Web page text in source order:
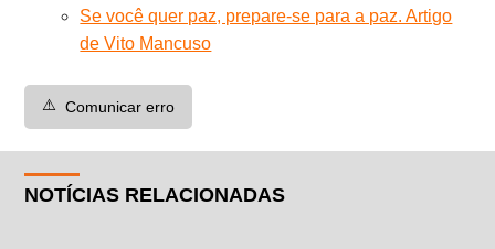
Se você quer paz, prepare-se para a paz. Artigo
de Vito Mancuso
⚠️ Comunicar erro
NOTÍCIAS RELACIONADAS